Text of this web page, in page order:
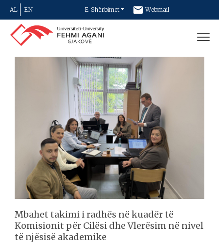
AL EN E-Shërbimet Webmail
Newsletter
Mbahet takimi i radhës në kuadër të
Komisionit për Cilësi dhe Vlerësim në nivel
të njësisë akademike